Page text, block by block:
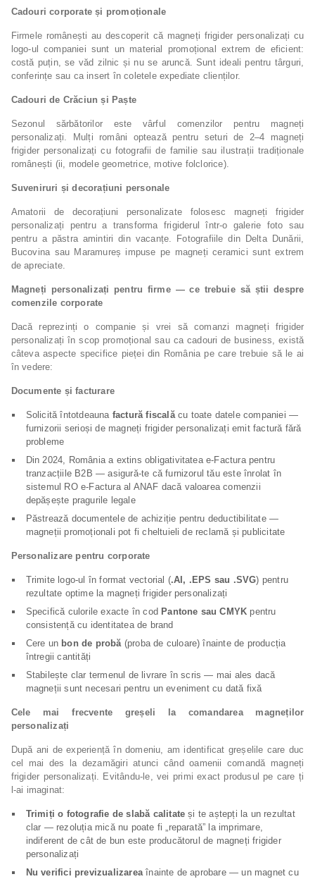
Cadouri corporate și promoționale
Firmele românești au descoperit că magneți frigider personalizați cu
logo-ul companiei sunt un material promoțional extrem de eficient:
costă puțin, se văd zilnic și nu se aruncă. Sunt ideali pentru târguri,
conferințe sau ca insert în coletele expediate clienților.
Cadouri de Crăciun și Paște
Sezonul sărbătorilor este vârful comenzilor pentru magneți
personalizați. Mulți români optează pentru seturi de 2–4 magneți
frigider personalizați cu fotografii de familie sau ilustrații tradiționale
românești (ii, modele geometrice, motive folclorice).
Suveniruri și decorațiuni personale
Amatorii de decorațiuni personalizate folosesc magneți frigider
personalizați pentru a transforma frigiderul într-o galerie foto sau
pentru a păstra amintiri din vacanțe. Fotografiile din Delta Dunării,
Bucovina sau Maramureș impuse pe magneți ceramici sunt extrem
de apreciate.
Magneți personalizați pentru firme — ce trebuie să știi despre
comenzile corporate
Dacă reprezinți o companie și vrei să comanzi magneți frigider
personalizați în scop promoțional sau ca cadouri de business, există
câteva aspecte specifice pieței din România pe care trebuie să le ai
în vedere:
Documente și facturare
Solicită întotdeauna factură fiscalăcu toate datele companiei —
furnizorii serioși de magneți frigider personalizați emit factură fără
probleme
Din 2024, România a extins obligativitatea e-Factura pentru
tranzacțiile B2B — asigură-te că furnizorul tău este înrolat în
sistemul RO e-Factura al ANAF dacă valoarea comenzii
depășește pragurile legale
Păstrează documentele de achiziție pentru deductibilitate —
magneții promoționali pot fi cheltuieli de reclamă și publicitate
Personalizare pentru corporate
Trimite logo-ul în format vectorial (.AI, .EPS sau .SVG) pentru
rezultate optime la magneți frigider personalizați
Specifică culorile exacte în cod Pantone sau CMYK pentru
consistență cu identitatea de brand
Cere un bon de probă(proba de culoare) înainte de producția
întregii cantități
Stabilește clar termenul de livrare în scris — mai ales dacă
magneții sunt necesari pentru un eveniment cu dată fixă
Cele mai frecvente greșeli la comandarea magneților
personalizați
După ani de experiență în domeniu, am identificat greșelile care duc
cel mai des la dezamăgiri atunci când oamenii comandă magneți
frigider personalizați. Evitându-le, vei primi exact produsul pe care ți
l-ai imaginat:
Trimiți o fotografie de slabă calitate și te aștepți la un rezultat
clar — rezoluția mică nu poate fi „reparată” la imprimare,
indiferent de cât de bun este producătorul de magneți frigider
personalizați
Nu verifici previzualizareaînainte de aprobare — un magnet cu